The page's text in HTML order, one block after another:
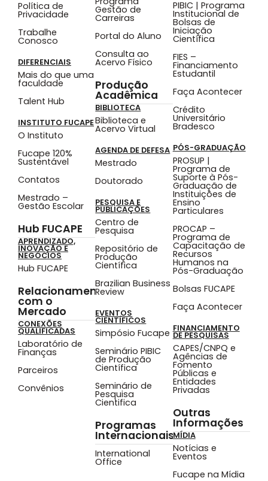
Política de
Privacidade
Trabalhe
Conosco
DIFERENCIAIS
Mais do que uma
faculdade
Talent Hub
INSTITUTO FUCAPE
O Instituto
Fucape 120%
Sustentável
Contatos
Mestrado –
Gestão Escolar
Hub FUCAPE
APRENDIZADO,
INOVAÇÃO E
NEGÓCIOS
Hub FUCAPE
Relacionamento
com o
Mercado
CONEXÕES
QUALIFICADAS
Laboratório de
Finanças
Parceiros
Convênios
Gestão de
Carreiras
Portal do Aluno
Consulta ao
Acervo Físico
Produção
Acadêmica
BIBLIOTECA
Biblioteca e
Acervo Virtual
AGENDA DE DEFESA
Mestrado
Doutorado
PESQUISA E
PUBLICAÇÕES
Centro de
Pesquisa
Repositório de
Produção
Científica
Brazilian Business
Review
EVENTOS
CIENTÍFICOS
Simpósio Fucape
Seminário PIBIC
de Produção
Científica
Seminário de
Pesquisa
Cientifica
Programas
Internacionais
International
Office
PIBIC | Programa
Institucional de
Bolsas de
Iniciação
Científica
FIES –
Financiamento
Estudantil
Faça Acontecer
Crédito
Universitário
Bradesco
PÓS-GRADUAÇÃO
PROSUP |
Programa de
Suporte à Pós-
Graduação de
Instituições de
Ensino
Particulares
PROCAP –
Programa de
Capacitação de
Recursos
Humanos na
Pós-Graduação
Bolsas FUCAPE
Faça Acontecer
FINANCIAMENTO
DE PESQUISAS
CAPES/CNPQ e
Agências de
Fomento
Públicas e
Entidades
Privadas
Outras
Informações
MÍDIA
Notícias e
Eventos
Fucape na Mídia